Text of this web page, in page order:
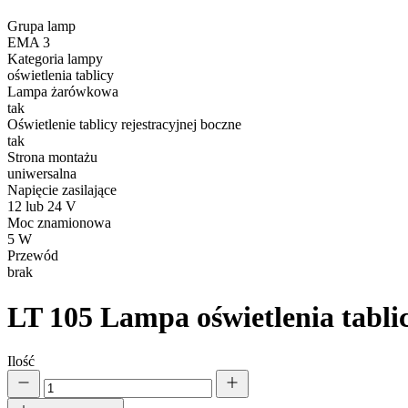
Grupa lamp
EMA 3
Kategoria lampy
oświetlenia tablicy
Lampa żarówkowa
tak
Oświetlenie tablicy rejestracyjnej boczne
tak
Strona montażu
uniwersalna
Napięcie zasilające
12 lub 24 V
Moc znamionowa
5 W
Przewód
brak
LT 105 Lampa oświetlenia
Ilość